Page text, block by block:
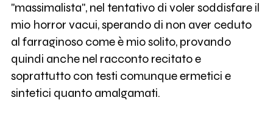
"massimalista", nel tentativo di voler soddisfare il
mio horror vacui, sperando di non aver ceduto
al farraginoso come è mio solito, provando
quindi anche nel racconto recitato e
soprattutto con testi comunque ermetici e
sintetici quanto amalgamati.